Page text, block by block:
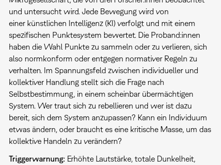
und untersucht wird. Jede Bewegung wird von
einer künstlichen Intelligenz (KI) verfolgt und mit einem
spezifischen Punktesystem bewertet. Die Proband:innen
haben die Wahl Punkte zu sammeln oder zu verlieren, sich
also normkonform oder entgegen normativer Regeln zu
verhalten. Im Spannungsfeld zwischen individueller und
kollektiver Handlung stellt sich die Frage nach
Selbstbestimmung, in einem scheinbar übermächtigen
System. Wer traut sich zu rebellieren und wer ist dazu
bereit, sich dem System anzupassen? Kann ein Individuum
etwas ändern, oder braucht es eine kritische Masse, um das
kollektive Handeln zu verändern?
Triggerwarnung: Erhöhte Lautstärke, totale Dunkelheit,